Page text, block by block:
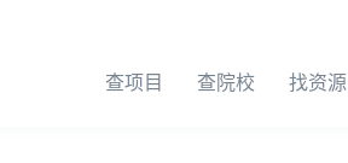
查项目 查院校 找资源